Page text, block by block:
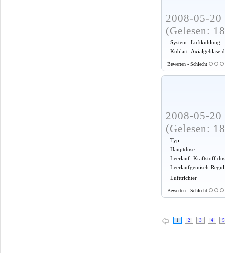
2008-05-
(Gelesen:
System
Luftkühlung
Kühlart Axialgebläse
Bewerten - Schlecht
2008-05-
(Gelesen:
Typ
Hauptdüse
Leerlauf- Kraftstoff
Leerlaufgemisch-
Lufttrichter
Bewerten - Schlecht
1 2 3 4 5